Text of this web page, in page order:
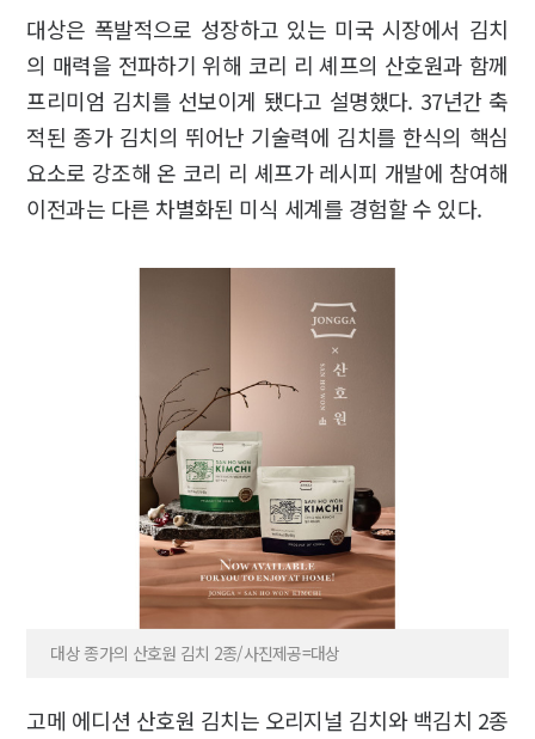
대상은 폭발적으로 성장하고 있는 미국 시장에서 김치
의 매력을 전파하기 위해 코리 리 셰프의 산호원과 함께
프리미엄 김치를 선보이게 됐다고 설명했다. 37년간 축
적된 종가 김치의 뛰어난 기술력에 김치를 한식의 핵심
요소로 강조해 온 코리 리 셰프가 레시피 개발에 참여해
이전과는 다른 차별화된 미식 세계를 경험할 수 있다.
대상 종가의 산호원 김치 2종/사진제공=대상
고메 에디션 산호원 김치는 오리지널 김치와 백김치 2종